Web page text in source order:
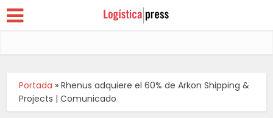
Portada »Rhenus adquiere el 60% de Arkon Shipping &
Projects | Comunicado